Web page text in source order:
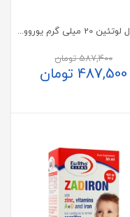
کپسول لوتئین 20 میلی گرم یوروویتال
587,400تومان
487,500تومان